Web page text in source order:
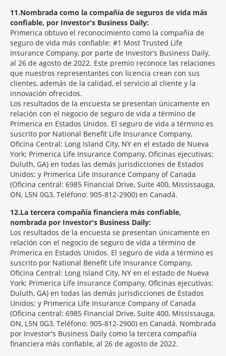
11 Nombrada como la compañía de seguros de vida más
confiable, por Investor's Business Daily:
Primerica obtuvo el reconocimiento como la compañía de
seguro de vida más confiable: #1 Most Trusted Life
Insurance Company, por parte de Investor’s Business Daily,
al 26 de agosto de 2022. Este premio reconoce las relaciones
que nuestros representantes con licencia crean con sus
clientes, además de la calidad, el servicio al cliente y la
innovación ofrecidos.
Los resultados de la encuesta se presentan únicamente en
relación con el negocio de seguro de vida a término de
Primerica en Estados Unidos. El seguro de vida a término es
suscrito por National Benefit Life Insurance Company,
Oficina Central: Long Island City, NY en el estado de Nueva
York; Primerica Life Insurance Company, Oficinas ejecutivas:
Duluth, GA) en todas las demás jurisdicciones de Estados
Unidos; y Primerica Life Insurance Company of Canada
(Oficina central: 6985 Financial Drive, Suite 400, Mississauga,
ON, L5N 0G3, Teléfono: 905-812-2900) en Canadá.
12 La tercera compañía financiera más confiable,
nombrada por Investor's Business Daily:
Los resultados de la encuesta se presentan únicamente en
relación con el negocio de seguro de vida a término de
Primerica en Estados Unidos. El seguro de vida a término es
suscrito por National Benefit Life Insurance Company,
Oficina Central: Long Island City, NY en el estado de Nueva
York; Primerica Life Insurance Company, Oficinas ejecutivas:
Duluth, GA) en todas las demás jurisdicciones de Estados
Unidos; y Primerica Life Insurance Company of Canada
(Oficina central: 6985 Financial Drive, Suite 400, Mississauga,
ON, L5N 0G3, Teléfono: 905-812-2900) en Canadá. Nombrada
por Investor's Business Daily como la tercera compañía
financiera más confiable, al 26 de agosto de 2022.